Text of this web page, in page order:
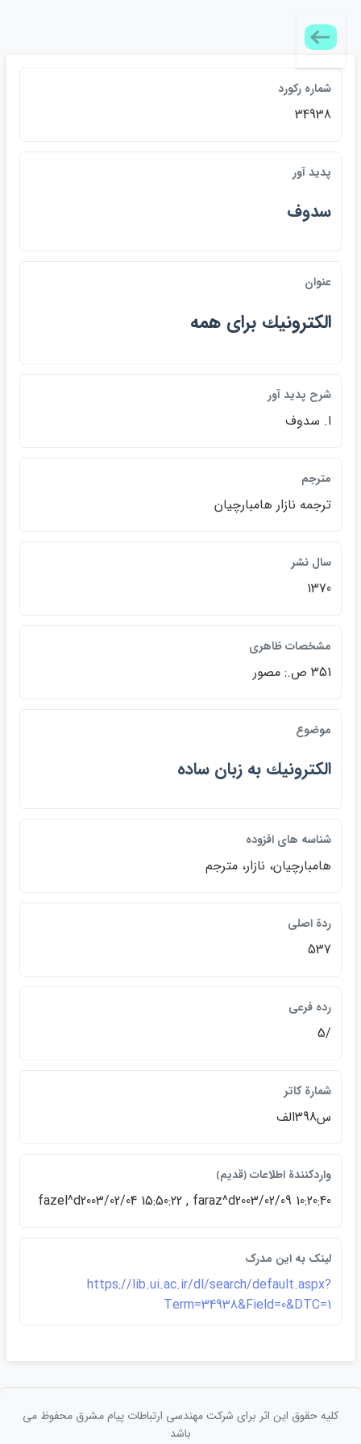
شماره ركورد
34938
پديد آور
سدوف
عنوان
الكترونيك براي همه
شرح پديد آور
ا. سدوف
مترجم
ترجمه نازار هامبارچيان
سال نشر
1370
مشخصات ظاهري
351 ص.: مصور
موضوع
الكترونيك به زبان ساده
شناسه هاي افزوده
هامبارچيان، نازار، مترجم
ردة اصلي
537
رده فرعي
/5
شمارة كاتر
س398الف
واردكنندة اطلاعات ﴿قديم﴾
fazel^d2003/02/04 15:50:22 , faraz^d2003/02/09 10:20:40
لينک به اين مدرک
https://lib.ui.ac.ir/dl/search/default.aspx?
Term=34938&Field=0&DTC=1
کلیه حقوق این اثر برای شرکت مهندسی ارتباطات پيام مشرق محفوظ می
باشد